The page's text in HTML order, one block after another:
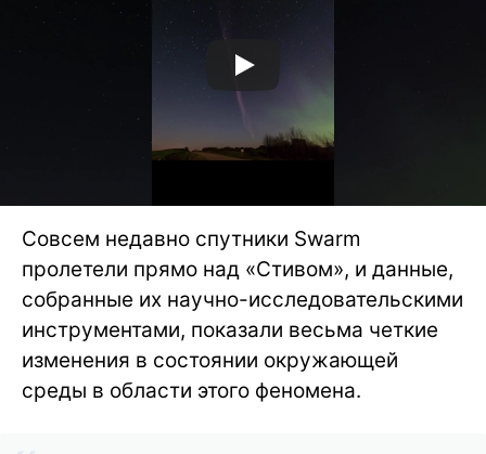
Совсем недавно спутники Swarm
пролетели прямо над «Стивом», и данные,
собранные их научно-исследовательскими
инструментами, показали весьма четкие
изменения в состоянии окружающей
среды в области этого феномена.